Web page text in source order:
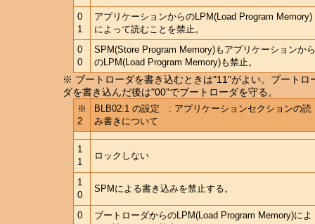
0
1
アプリケーションからのLPM(Load Program Memory)
によって読むことを禁止。
0
0
SPM(Store Program Memory)もアプリケーションから
のLPM(Load Program Memory)も禁止。
※ ブートローダを書き込むときは"11"がよい。ブートロ
ダを書き込んだ後は"00"でブートローダを守る。
※
2
BLB02:1 の設定 : アプリケーションセクションの読
み書きについて
1
1
ロックしない
1
0
SPMによる書き込みを禁止する。
0
ブートローダからのLPM(Load Program Memory)によ